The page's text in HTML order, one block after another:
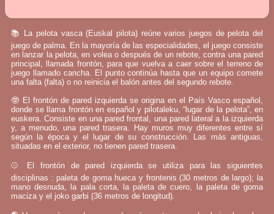
📚 La pelota vasca (Euskal pilota) reúne varios juegos de pelota del
juego de palma. En la mayoría de las especialidades, el juego consiste
en lanzar la pelota, en volea o después de un rebote, contra una pared
principal, llamada frontón, para que vuelva a caer sobre el terreno de
juego llamado cancha. El punto continúa hasta que un equipo comete
una falta (falta) o no reinicia el balón antes del segundo rebote.
🤓 El frontón de pared izquierda se origina en el País Vasco español,
donde se llama frontón en español y pilotaleku, “lugar de la pelota”, en
euskera. Consiste en una pared frontal, una pared lateral a la izquierda
y, a menudo, una pared trasera. Hay muros muy diferentes entre sí
según la época y el lugar de su construcción. Las más antiguas,
situadas en el exterior, no tienen pared trasera.
⚾ El frontón de pared izquierda se utiliza para las siguientes
disciplinas : paleta de goma hueca y frontenis (30 metros de largo); la
mano desnuda, la pala corta, la paleta de cuero, la paleta de goma
maciza y el joko garbi (36 metros de longitud).